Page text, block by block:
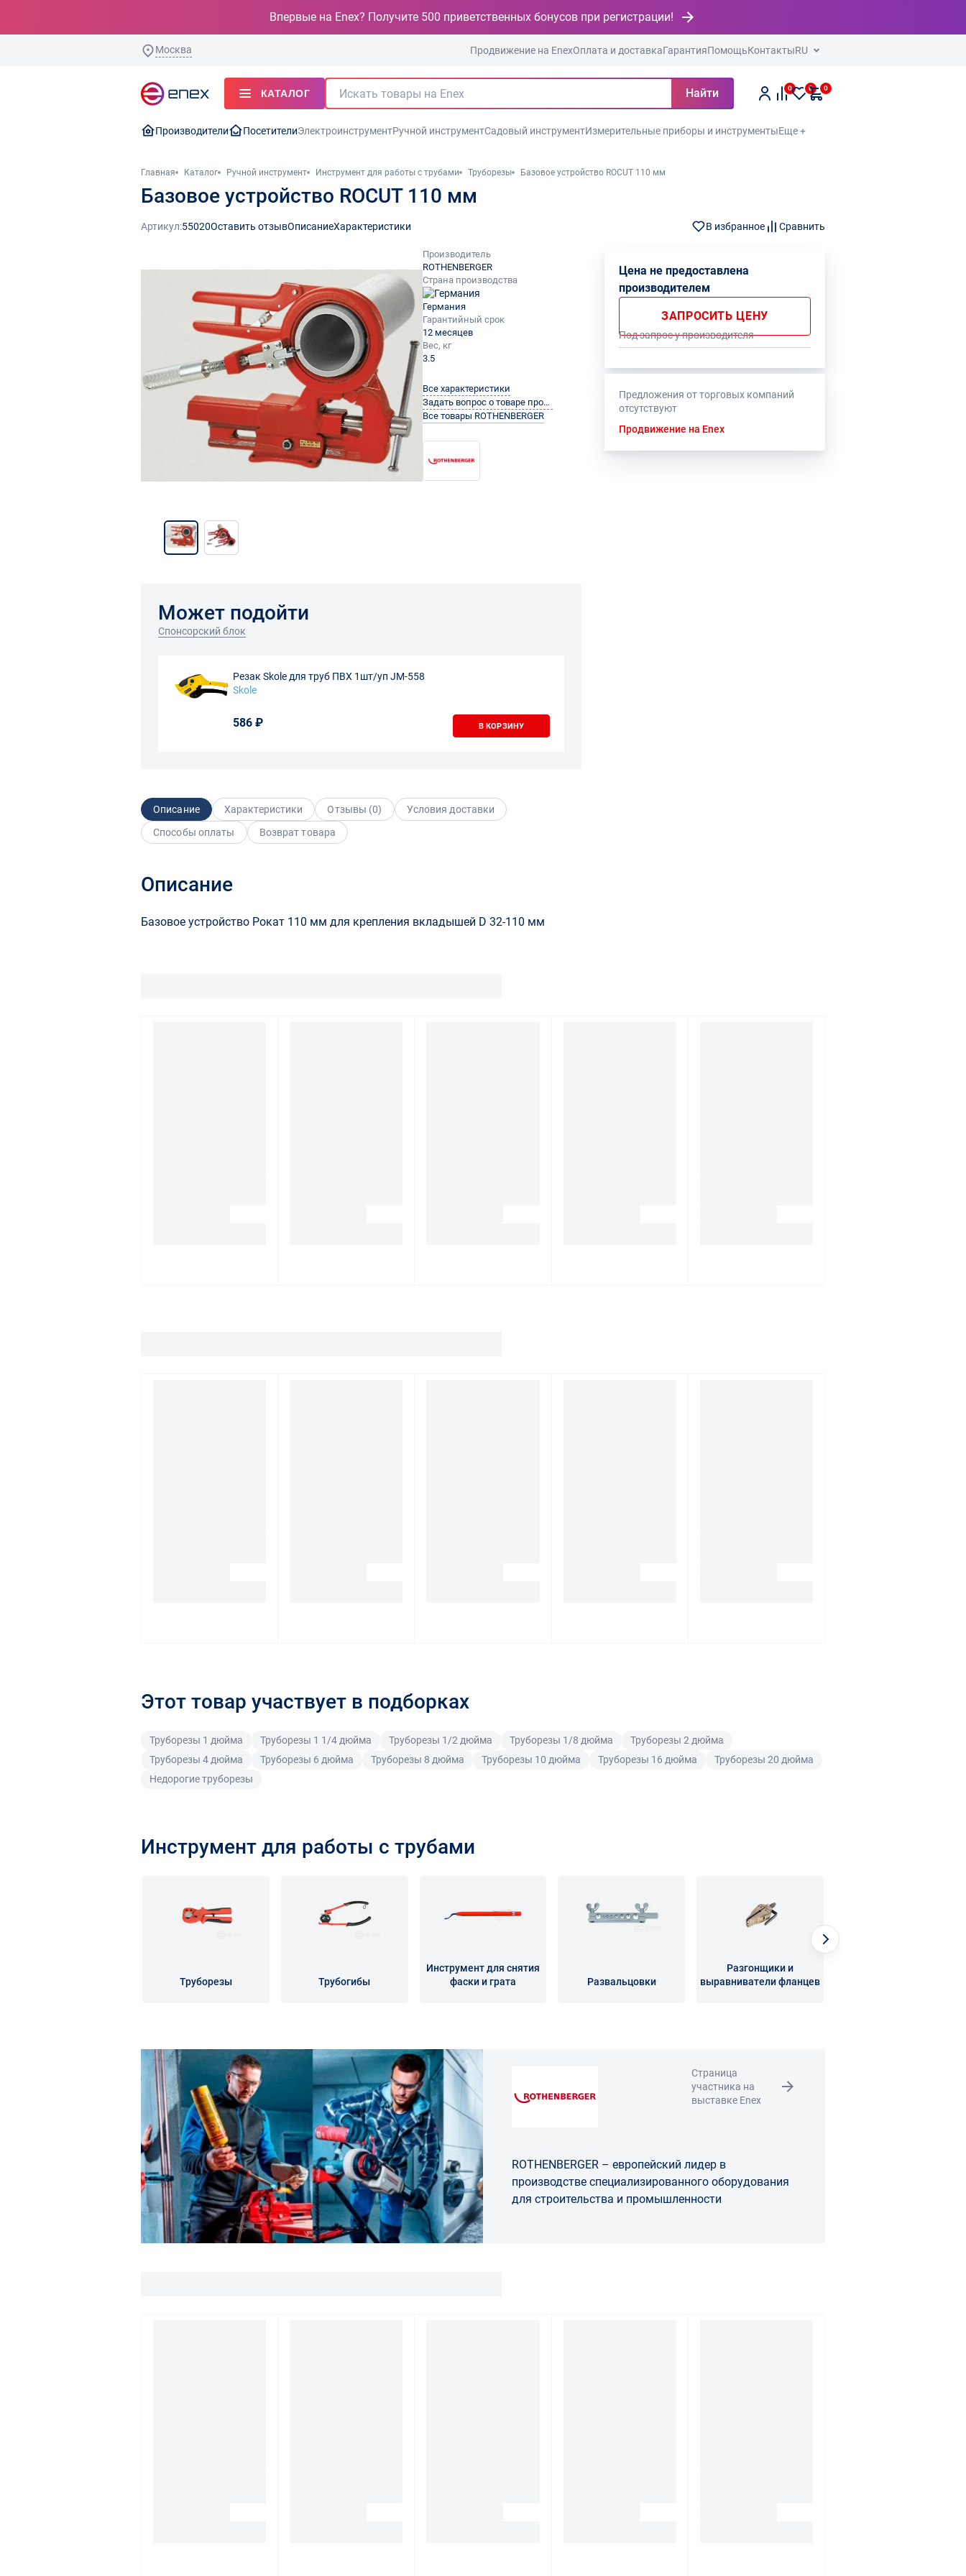
Впервые на Enex? Получите 500 приветственных бонусов при регистрации!
Москва Продвижение на EnexОплата и доставкаГарантияПомощьКонтактыRU
КАТАЛОГ Найти 0 0 0
Производители ПосетителиЭлектроинструментРучной инструментСадовый инструментИзмерительные приборы и инструментыЕще +
Главная Каталог Ручной инструмент Инструмент для работы с трубами Труборезы Базовое устройство ROCUT 110 мм
Базовое устройство ROCUT 110 мм
Артикул:55020Оставить отзывОписаниеХарактеристики В избранное Сравнить
Производитель
ROTHENBERGER
Страна производства
Германия
Гарантийный срок
12 месяцев
Вес, кг
3.5
Все характеристики
Задать вопрос о товаре производителю
Все товары ROTHENBERGER
Цена не предоставлена
производителем
ЗАПРОСИТЬ ЦЕНУ
Под запрос у производителя
Предложения от торговых компаний
отсутствуют
Продвижение на Enex
Может подойти
Спонсорский блок
Резак Skole для труб ПВХ 1шт/уп JM-558
Skole
586 ₽ В КОРЗИНУ
Описание Характеристики Отзывы (0)
Условия доставки
Способы оплаты
Возврат товара
Описание
Базовое устройство Рокат 110 мм для крепления вкладышей D 32-110 мм
Этот товар участвует в подборках
Труборезы 1 дюйма Труборезы 1 1/4 дюйма Труборезы 1/2 дюйма Труборезы 1/8 дюйма
Труборезы 2 дюйма
Труборезы 4 дюйма
Труборезы 6 дюйма Труборезы 8 дюйма Труборезы 10 дюйма Труборезы 16 дюйма
Труборезы 20 дюйма
Недорогие труборезы
Инструмент для работы с трубами
Труборезы Трубогибы
Инструмент для снятия
фаски и грата
Развальцовки
Разгонщики и
выравниватели фланцев
Страница
участника на
выставке Enex
ROTHENBERGER – европейский лидер в
производстве специализированного оборудования
для строительства и промышленности